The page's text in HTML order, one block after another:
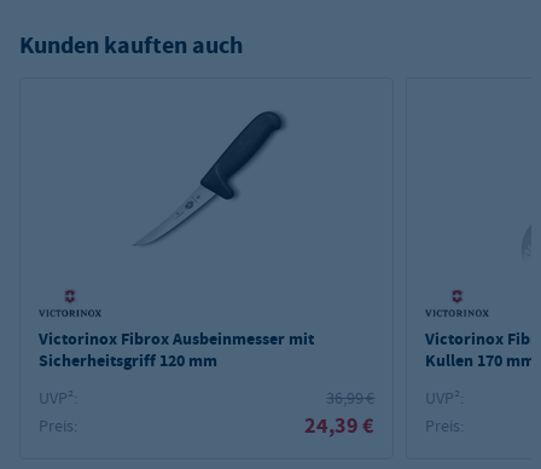
Kunden kauften auch
Victorinox Fibrox Ausbeinmesser mit
Sicherheitsgriff 120 mm
UVP²:
36,99 €
Preis:
24,39 €
Victorinox
Kullen 170 mm
UVP²:
Preis: